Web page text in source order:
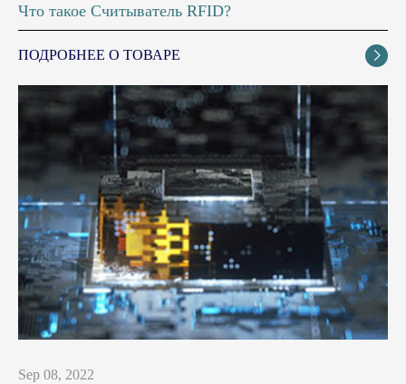
Что такое Считыватель RFID?
ПОДРОБНЕЕ О ТОВАРЕ 
Sep 08, 2022